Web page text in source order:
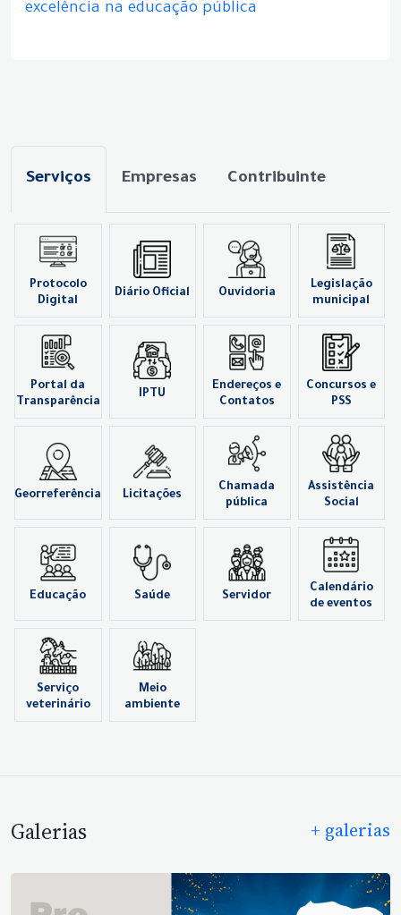
excelência na educação pública
Serviços Empresas Contribuinte
Protocolo
Digital
Diário Oficial Ouvidoria
Legislação
municipal
Portal da
Transparência
IPTU
Endereços e
Contatos
Concursos e
PSS
Georreferência Licitações
Chamada
pública
Assistência
Social
Educação Saúde Servidor
Calendário
de eventos
Serviço
veterinário
Meio
ambiente
Galerias + galerias